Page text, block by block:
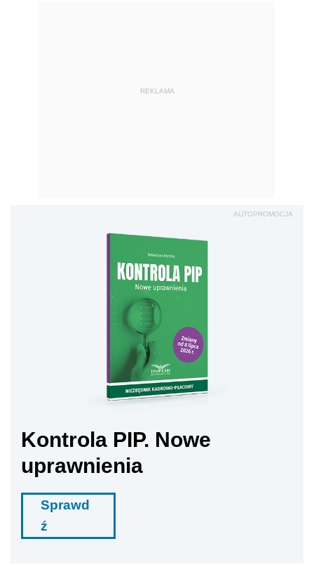
REKLAMA
AUTOPROMOCJA
Kontrola PIP. Nowe
uprawnienia
Sprawd
ź